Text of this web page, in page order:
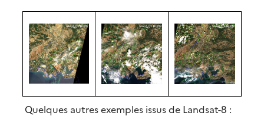
Quelques autres exemples issus de Landsat-8 :